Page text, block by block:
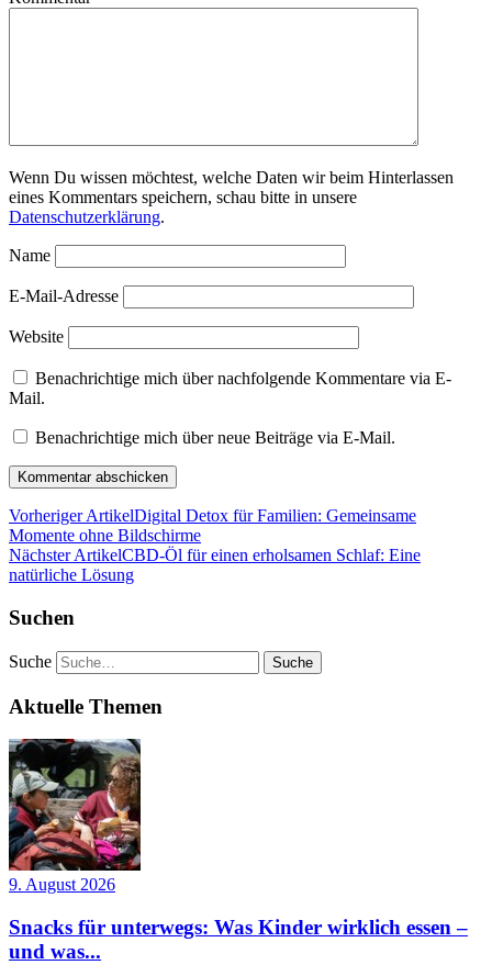
Wenn Du wissen möchtest, welche Daten wir beim Hinterlassen
eines Kommentars speichern, schau bitte in unsere
Datenschutzerklärung.
Name
E-Mail-Adresse
Website
Benachrichtige mich über nachfolgende Kommentare via E-
Mail.
Benachrichtige mich über neue Beiträge via E-Mail.
Vorheriger ArtikelDigital Detox für Familien: Gemeinsame
Momente ohne Bildschirme
Nächster ArtikelCBD-Öl für einen erholsamen Schlaf: Eine
natürliche Lösung
Suchen
Suche
Aktuelle Themen
9. August 2026
Snacks für unterwegs: Was Kinder wirklich essen –
und was...